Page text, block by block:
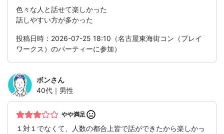
色々な人と話せて楽しかった
話しやすい方が多かった
投稿日時：2026-07-25 18:10（名古屋東海街コン（プレイ
ワークス）のパーティーに参加）
ボンさん
40代｜男性
やや満足
１対１でなくて、人数の都合上皆で話ができたから楽しかっ